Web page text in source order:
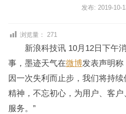
发布: 2019-10-
浏览量： 271
新浪科技讯 10月12日下午消
事，墨迹天气在微博发表声明称
因一次失利而止步，我们将持
精神，不忘初心，为用户、客
服务。”